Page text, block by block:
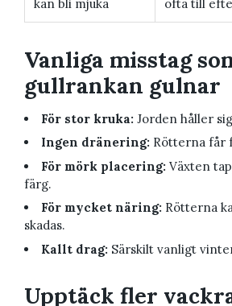
kan bli mjuka
ofta till
Vanliga misstag
gullrankan gulnar
För stor kruka: Jorden håller
Ingen dränering: Rötterna får
För mörk placering: Växten
färg.
För mycket näring: Rötterna
skadas.
Kallt drag: Särskilt vanligt
Upptäck fler